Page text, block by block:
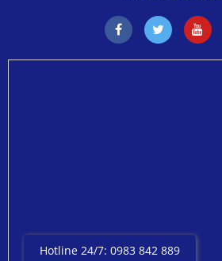
Hotline 24/7: 0983 842 889